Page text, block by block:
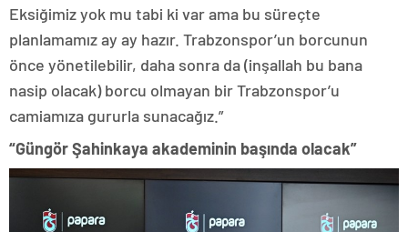
Eksiğimiz yok mu tabi ki var ama bu süreçte
planlamamız ay ay hazır. Trabzonspor’un borcunun
önce yönetilebilir, daha sonra da (inşallah bu bana
nasip olacak) borcu olmayan bir Trabzonspor’u
camiamıza gururla sunacağız.”
“Güngör Şahinkaya akademinin başında olacak”